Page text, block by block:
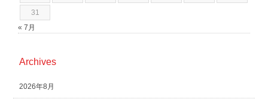
31
« 7月
Archives
2026年8月